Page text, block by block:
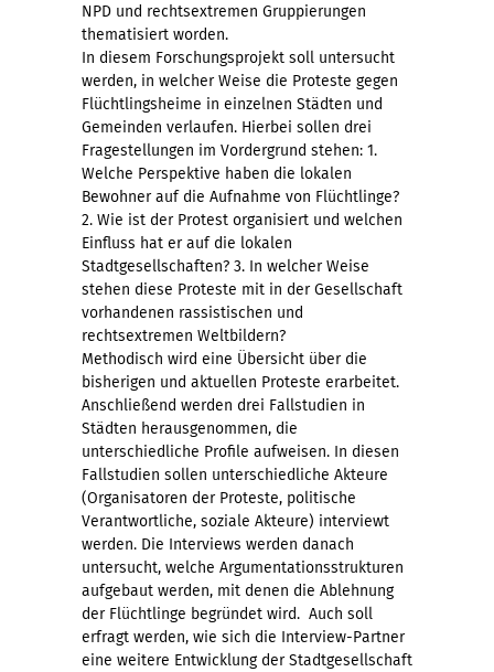
NPD und rechtsextremen Gruppierungen
thematisiert worden.
In diesem Forschungsprojekt soll untersucht
werden, in welcher Weise die Proteste gegen
Flüchtlingsheime in einzelnen Städten und
Gemeinden verlaufen. Hierbei sollen drei
Fragestellungen im Vordergrund stehen: 1.
Welche Perspektive haben die lokalen
Bewohner auf die Aufnahme von Flüchtlinge?
2. Wie ist der Protest organisiert und welchen
Einfluss hat er auf die lokalen
Stadtgesellschaften? 3. In welcher Weise
stehen diese Proteste mit in der Gesellschaft
vorhandenen rassistischen und
rechtsextremen Weltbildern?
Methodisch wird eine Übersicht über die
bisherigen und aktuellen Proteste erarbeitet.
Anschließend werden drei Fallstudien in
Städten herausgenommen, die
unterschiedliche Profile aufweisen. In diesen
Fallstudien sollen unterschiedliche Akteure
(Organisatoren der Proteste, politische
Verantwortliche, soziale Akteure) interviewt
werden. Die Interviews werden danach
untersucht, welche Argumentationsstrukturen
aufgebaut werden, mit denen die Ablehnung
der Flüchtlinge begründet wird. Auch soll
erfragt werden, wie sich die Interview-Partner
eine weitere Entwicklung der Stadtgesellschaft